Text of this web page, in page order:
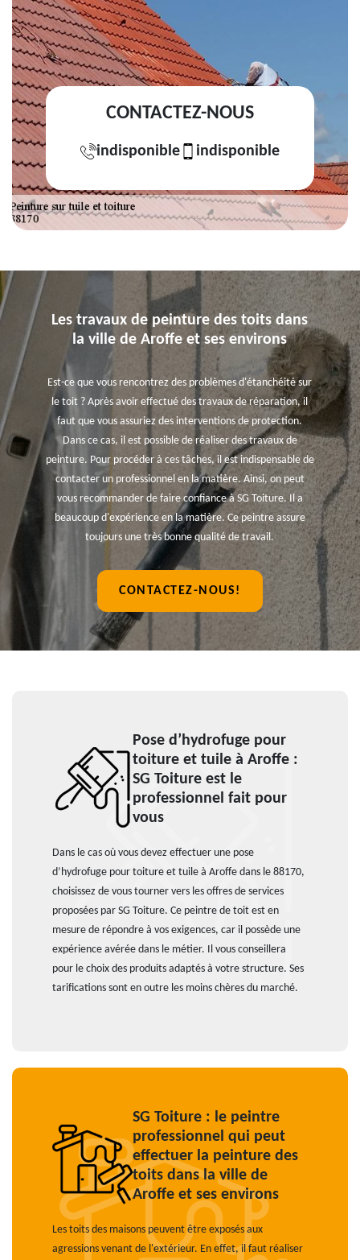
CONTACTEZ-NOUS
indisponible indisponible
Les travaux de peinture des toits dans
la ville de Aroffe et ses environs
Est-ce que vous rencontrez des problèmes d'étanchéité sur
le toit ? Après avoir effectué des travaux de réparation, il
faut que vous assuriez des interventions de protection.
Dans ce cas, il est possible de réaliser des travaux de
peinture. Pour procéder à ces tâches, il est indispensable de
contacter un professionnel en la matière. Ainsi, on peut
vous recommander de faire confiance à SG Toiture. Il a
beaucoup d'expérience en la matière. Ce peintre assure
toujours une très bonne qualité de travail.
CONTACTEZ-NOUS!
Pose d’hydrofuge pour
toiture et tuile à Aroffe :
SG Toiture est le
professionnel fait pour
vous
Dans le cas où vous devez effectuer une pose
d’hydrofuge pour toiture et tuile à Aroffe dans le 88170,
choisissez de vous tourner vers les offres de services
proposées par SG Toiture. Ce peintre de toit est en
mesure de répondre à vos exigences, car il possède une
expérience avérée dans le métier. Il vous conseillera
pour le choix des produits adaptés à votre structure. Ses
tarifications sont en outre les moins chères du marché.
SG Toiture : le peintre
professionnel qui peut
effectuer la peinture des
toits dans la ville de
Aroffe et ses environs
Les toits des maisons peuvent être exposés aux
agressions venant de l'extérieur. En effet, il faut réaliser